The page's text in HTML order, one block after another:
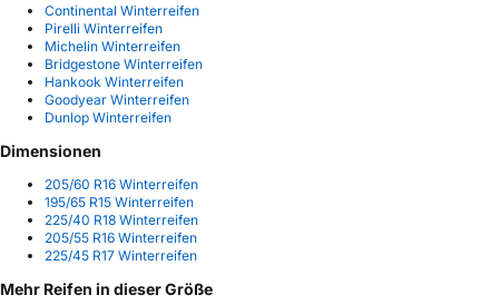
Continental Winterreifen
Pirelli Winterreifen
Michelin Winterreifen
Bridgestone Winterreifen
Hankook Winterreifen
Goodyear Winterreifen
Dunlop Winterreifen
Dimensionen
205/60 R16 Winterreifen
195/65 R15 Winterreifen
225/40 R18 Winterreifen
205/55 R16 Winterreifen
225/45 R17 Winterreifen
Mehr Reifen in dieser Größe